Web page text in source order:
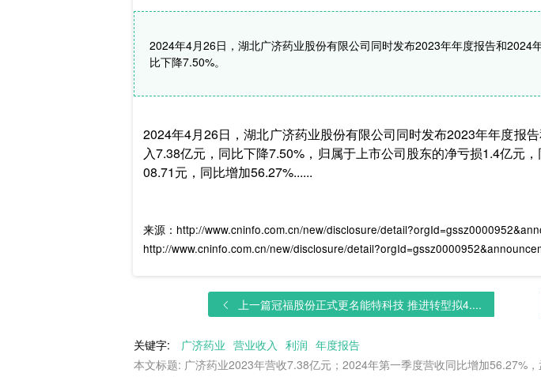
2024年4月26日，湖北广济药业股份有限公司同时发布2023年年度报告和
比下降7.50%。
2024年4月26日，湖北广济药业股份有限公司同时发布2023年年度报
入7.38亿元，同比下降7.50%，归属于上市公司股东的净亏损1.4亿元
08.71元，同比增加56.27%......
来源：http://www.cninfo.com.cn/new/disclosure/
http://www.cninfo.com.cn/new/disclosure/
上一篇冠福股份正式更名能特科技 推进转型拟4....
关键字: 广济药业 营业收入 利润 年度报告
本文标题: 广济药业2023年营收7.38亿元；2024年第一季度营收同比增加56.27%